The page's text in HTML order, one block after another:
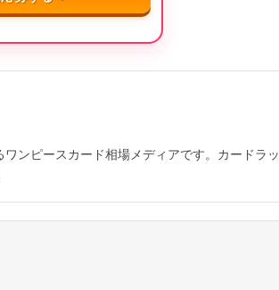
ンピースカード相場メディアです。カードラッ